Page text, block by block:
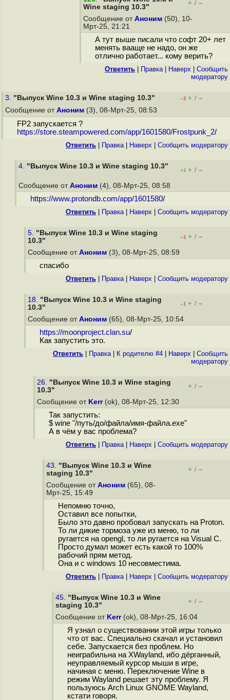
Wine staging 10.3"
+ / –
Сообщение от Аноним (50), 10-
Мрт-25, 21:21
А тут выше писали что софт 20+ лет
менять вааще не надо, он же
отлично работает... кому верить?
Ответить Правка| Наверх
Cообщить
модератору
3. "Выпуск Wine 10.3 и Wine staging 10.3" –2 + / –
Сообщение от Аноним (3), 08-Мрт-25, 08:53
FP2 запускается ?
https://store.steampowered.com/app/1601580/Frostpunk_2/
Ответить Правка| Наверх Cообщить модератору
4. "Выпуск Wine 10.3 и Wine staging 10.3"
+1 + / –
Сообщение от Аноним (4), 08-Мрт-25, 08:58
https://www.protondb.com/app/1601580/
Ответить Правка| Наверх Cообщить модератору
5. "Выпуск Wine 10.3 и Wine staging
10.3"
–1 + / –
Сообщение от Аноним (3), 08-Мрт-25, 08:59
спасибо
Ответить Правка| Наверх Cообщить модератору
18. "Выпуск Wine 10.3 и Wine staging
10.3"
–1 + / –
Сообщение от Аноним (65), 08-Мрт-25, 10:54
https://moonproject.clan.su/
Как запустить это.
Ответить Правка| К родителю #4 Наверх
Cообщить
модератору
26. "Выпуск Wine 10.3 и Wine staging
10.3"
+ / –
Сообщение от Kerr(ok), 08-Мрт-25, 12:30
Так запустить:
$ wine "/путь/до/файла/имя-файла.ехе"
А в чём у вас проблема?
Ответить Правка| Наверх Cообщить модератору
43. "Выпуск Wine 10.3 и Wine
staging 10.3"
+ / –
Сообщение от Аноним (65), 08-
Мрт-25, 15:49
Непомню точно,
Оставил все попытки,
Было это давно пробовал запускать на Proton.
То ли дикие тормоза уже из меню, то ли
ругается на opengl, то ли ругается на Visual C.
Просто думал может есть какой то 100%
рабочий прям метод.
Она и с windows 10 несовместима.
Ответить Правка| Наверх Cообщить модератору
45. "Выпуск Wine 10.3 и Wine
staging 10.3"
+ / –
Сообщение от Kerr(ok), 08-Мрт-25, 16:04
Я узнал о существовании этой игры только
что от вас. Специально скачал и установил
себе. Запускается без проблем. Но
неиграбильна на XWayland, ибо дёрганный,
неуправляемый курсор мыши в игре,
начиная с меню. Переключение Wine в
режим Wayland решает эту проблему. Я
пользуюсь Arch Linux GNOME Wayland,
кстати говоря.